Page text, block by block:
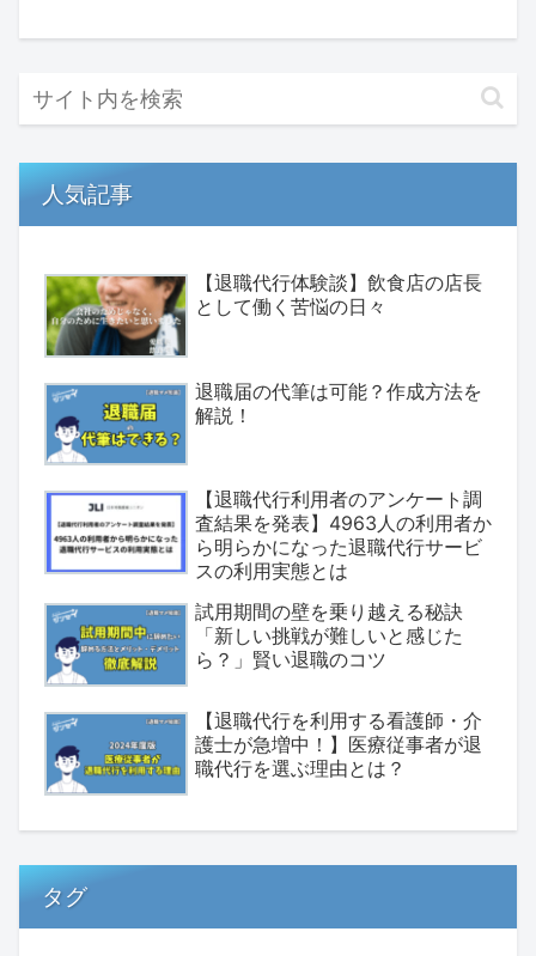
人気記事
【退職代行体験談】飲食店の店長
として働く苦悩の日々
退職届の代筆は可能？作成方法を
解説！
【退職代行利用者のアンケート調
査結果を発表】4963人の利用者か
ら明らかになった退職代行サービ
スの利用実態とは
試用期間の壁を乗り越える秘訣
「新しい挑戦が難しいと感じた
ら？」賢い退職のコツ
【退職代行を利用する看護師・介
護士が急増中！】医療従事者が退
職代行を選ぶ理由とは？
タグ